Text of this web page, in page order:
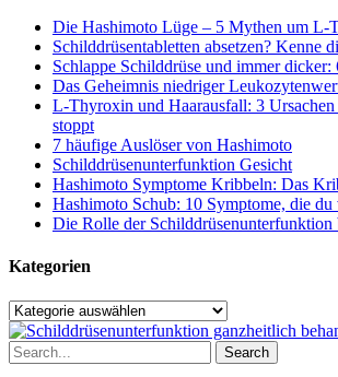
lassen
Die Hashimoto Lüge – 5 Mythen um L-
Schilddrüsentabletten absetzen? Kenne
Schlappe Schilddrüse und immer
Das Geheimnis niedriger
L-Thyroxin und Haarausfall: 3 Ursachen
stoppt
7 häufige Auslöser von Hashimoto
Schilddrüsenunterfunktion Gesicht
Hashimoto Symptome Kribbeln: Das
Hashimoto Schub: 10 Symptome, die
Die Rolle der
Kategorien
Kategorien
Search